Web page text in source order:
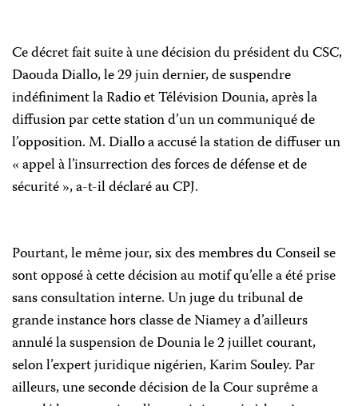
Ce décret fait suite à une décision du président du CSC,
Daouda Diallo, le 29 juin dernier, de suspendre
indéfiniment la Radio et Télévision Dounia, après la
diffusion par cette station d’un un communiqué de
l’opposition. M. Diallo a accusé la station de diffuser un
« appel à l’insurrection des forces de défense et de
sécurité », a-t-il déclaré au CPJ.
Pourtant, le même jour, six des membres du Conseil se
sont opposé à cette décision au motif qu’elle a été prise
sans consultation interne. Un juge du tribunal de
grande instance hors classe de Niamey a d’ailleurs
annulé la suspension de Dounia le 2 juillet courant,
selon l’expert juridique nigérien, Karim Souley. Par
ailleurs, une seconde décision de la Cour suprême a